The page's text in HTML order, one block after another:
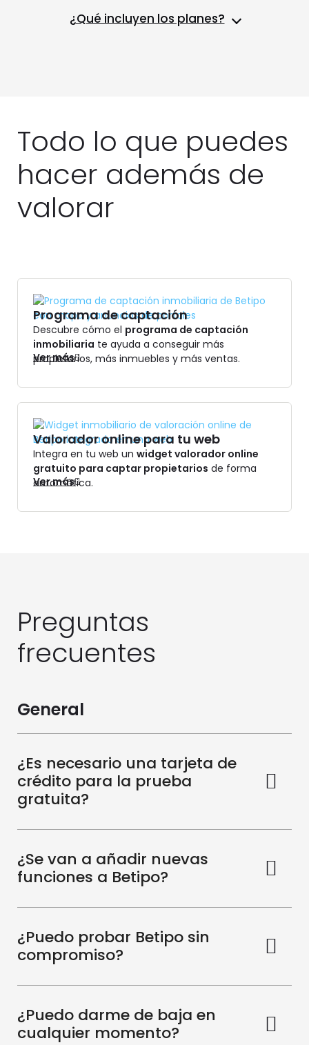
¿Qué incluyen los planes?
Todo lo que puedes
hacer además de
valorar
Programa de captación
Descubre cómo el programa de captación
inmobiliaria te ayuda a conseguir más
propietarios, más inmuebles y más ventas.
Ver más
Valorador online para tu web
Integra en tu web un widget valorador online
gratuito para captar propietarios de forma
automática.
Ver más
Preguntas
frecuentes
General
¿Es necesario una tarjeta de
crédito para la prueba
gratuita?
¿Se van a añadir nuevas
funciones a Betipo?
¿Puedo probar Betipo sin
compromiso?
¿Puedo darme de baja en
cualquier momento?